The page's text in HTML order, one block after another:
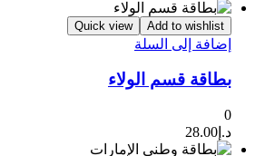
Add to wishlist
Quick view
إضافة إلى السلة
بطاقة قسم الولاء
0
د.إ 28.00